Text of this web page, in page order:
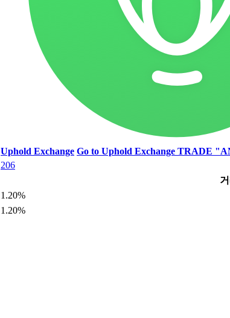
Uphold Exchange Go to Uphold Exchange TRADE
206
1.20%
1.20%